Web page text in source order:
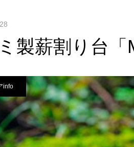
製薪割り台「
info